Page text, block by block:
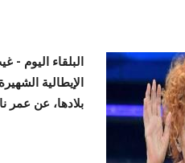
البلقاء اليوم -
الإيطالية
بلادها، عن عمر ناهز 91